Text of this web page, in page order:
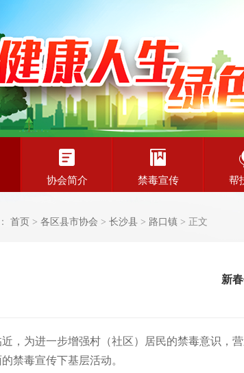
协会简介 禁毒宣传 帮
首页 > 各区县市协会 > 长沙县 > 路口镇 > 正文
新
，为进一步增强村（社区）居民的禁毒意识，
禁毒宣传下基层活动。